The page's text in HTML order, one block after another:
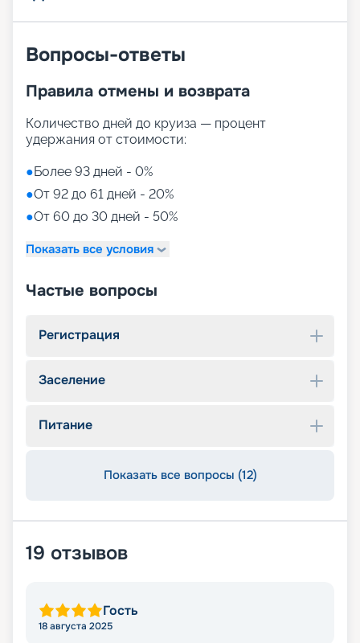
Вопросы-ответы
Правила отмены и возврата
Количество дней до круиза — процент
удержания от стоимости:
●Более 93 дней - 0%
●От 92 до 61 дней - 20%
●От 60 до 30 дней - 50%
Показать все условия
Частые вопросы
Регистрация
Заселение
Питание
Показать все вопросы (12)
19 отзывов
Гость
18 августа 2025